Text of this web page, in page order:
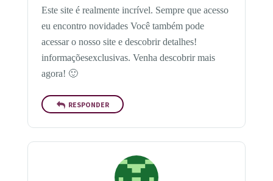
Este site é realmente incrível. Sempre que acesso
eu encontro novidades Você também pode
acessar o nosso site e descobrir detalhes!
informaçõesexclusivas. Venha descobrir mais
agora! 🙂
RESPONDER